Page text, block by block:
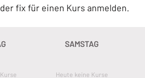
fix für einen Kurs anmelden.
SAMSTAG
Heute keine Kurse